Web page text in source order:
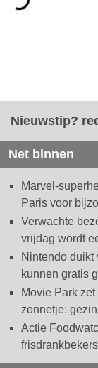
Nieuwstip?
Net binnen
Marvel-
Paris voor
Verwachte
vrijdag wordt
Nintendo duikt
kunnen gratis
Movie Park
zonnetje:
Actie